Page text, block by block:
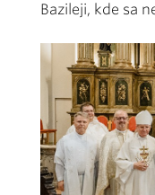
Bazileji, kde sa